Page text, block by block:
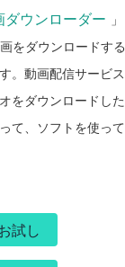
ウンローダー
」
をダウンロードする
。動画配信サービス
をダウンロードした
て、ソフトを使って
試し